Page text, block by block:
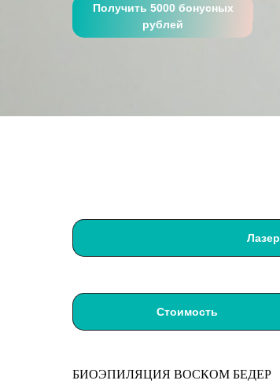
Получить 5000 бонусных
рублей
Стоимость
БИОЭПИЛЯЦИЯ ВОСКОМ БЕДЕР